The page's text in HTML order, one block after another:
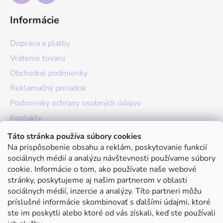
Táto stránka používa súbory cookies
Na prispôsobenie obsahu a reklám, poskytovanie funkcií
sociálnych médií a analýzu návštevnosti používame súbory
cookie. Informácie o tom, ako používate naše webové
stránky, poskytujeme aj našim partnerom v oblasti
sociálnych médií, inzercie a analýzy. Títo partneri môžu
príslušné informácie skombinovať s ďalšími údajmi, ktoré
ste im poskytli alebo ktoré od vás získali, keď ste používali
Informácie
Doprava a platby
Vrátenie tovaru
Obchodné podmienky
Reklamačný poriadok
Podmienky ochrany osobných údajov
Kontakty
O nás
Hodnotenie obchodu
Moja objednávka
Instagram